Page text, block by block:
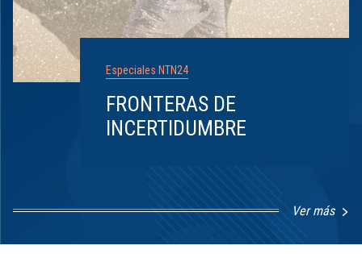
Especiales NTN24
FRONTERAS DE
INCERTIDUMBRE
Ver más